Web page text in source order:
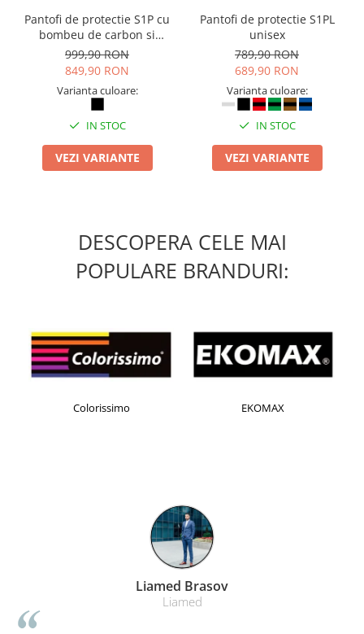
Masti de protectie respiratorie
Sepci, caciuli si esarfe
Pachete promotionale
Accesorii pentru protectia muncii
Sosete de lucru
Diverse accesorii
Articole de unica folosinta
Ecrane Interactive
Accesorii prezentare
Table magnetice (whiteboard-uri)
Gadgeturi mobile
Ceasuri smart - Smartwatch
Baterii externe - Powerbanks
Pantofi de protectie S1P cu
bombeu de carbon si
inchidere BOAÂ® Fit
999,90 RON
849,90 RON
Varianta culoare:
IN STOC
VEZI VARIANTE
Pantofi de protectie S1PL
unisex
789,90 RON
689,90 RON
Varianta culoare:
IN STOC
VEZI VARIANTE
DESCOPERA CELE MAI
POPULARE BRANDURI:
Colorissimo EKOMAX
Liamed Brasov
Liamed